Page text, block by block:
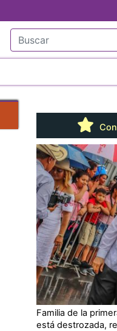
Familia de la
está destrozada,